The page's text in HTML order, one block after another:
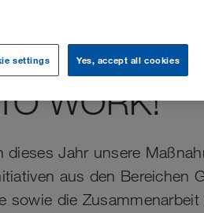
ist
WORK!
Jahr unsere
aus den Bereichen
sowie die Zusammenarbeit
settings Yes, accept all cookies